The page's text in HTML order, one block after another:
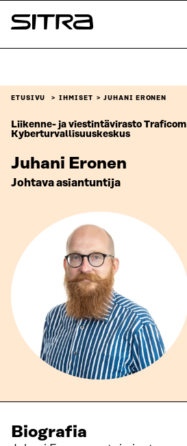
Siirry
suoraan
Sitra
ETUSIVU IHMISET JUHANI ERONEN
Liikenne- ja viestintävirasto Traficom
Kyberturvallisuuskeskus
Juhani Eronen
Johtava asiantuntija
Biografia